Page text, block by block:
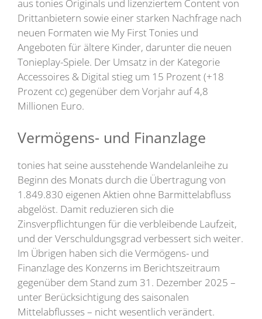
aus tonies Originals und lizenziertem Content von
Drittanbietern sowie einer starken Nachfrage nach
neuen Formaten wie My First Tonies und
Angeboten für ältere Kinder, darunter die neuen
Tonieplay-Spiele. Der Umsatz in der Kategorie
Accessoires & Digital stieg um 15 Prozent (+18
Prozent cc) gegenüber dem Vorjahr auf 4,8
Millionen Euro.
Vermögens- und Finanzlage
tonies hat seine ausstehende Wandelanleihe zu
Beginn des Monats durch die Übertragung von
1.849.830 eigenen Aktien ohne Barmittelabfluss
abgelöst. Damit reduzieren sich die
Zinsverpflichtungen für die verbleibende Laufzeit,
und der Verschuldungsgrad verbessert sich weiter.
Im Übrigen haben sich die Vermögens- und
Finanzlage des Konzerns im Berichtszeitraum
gegenüber dem Stand zum 31. Dezember 2025 –
unter Berücksichtigung des saisonalen
Mittelabflusses – nicht wesentlich verändert.